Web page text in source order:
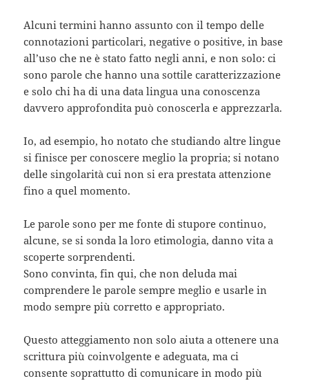
Alcuni termini hanno assunto con il tempo delle
connotazioni particolari, negative o positive, in base
all’uso che ne è stato fatto negli anni, e non solo: ci
sono parole che hanno una sottile caratterizzazione
e solo chi ha di una data lingua una conoscenza
davvero approfondita può conoscerla e apprezzarla.
Io, ad esempio, ho notato che studiando altre lingue
si finisce per conoscere meglio la propria; si notano
delle singolarità cui non si era prestata attenzione
fino a quel momento.
Le parole sono per me fonte di stupore continuo,
alcune, se si sonda la loro etimologia, danno vita a
scoperte sorprendenti.
Sono convinta, fin qui, che non deluda mai
comprendere le parole sempre meglio e usarle in
modo sempre più corretto e appropriato.
Questo atteggiamento non solo aiuta a ottenere una
scrittura più coinvolgente e adeguata, ma ci
consente soprattutto di comunicare in modo più